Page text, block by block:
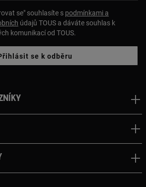
se" souhlasíte s podmínkami a
údajů TOUS a dáváte souhlas k
komunikací od TOUS.
se k odběru